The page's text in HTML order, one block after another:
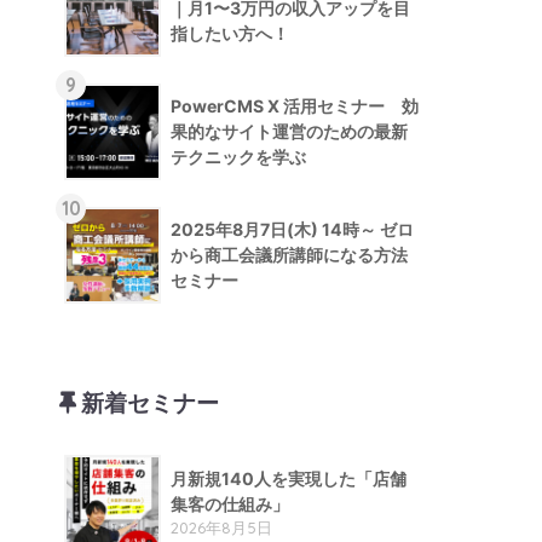
｜月1〜3万円の収入アップを目
指したい方へ！
9
PowerCMS X 活用セミナー 効
果的なサイト運営のための最新
テクニックを学ぶ
10
2025年8月7日(木) 14時～ ゼロ
から商工会議所講師になる方法
セミナー
新着セミナー
月新規140人を実現した「店舗
集客の仕組み」
2026年8月5日